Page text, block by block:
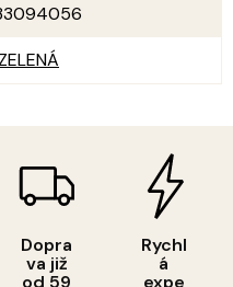
Dopra
va již
od 59
Rychl
á
expe